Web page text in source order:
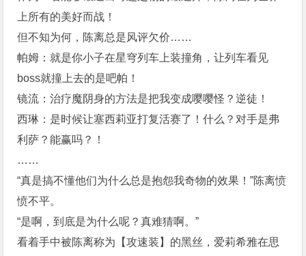
上所有的美好而战！
但不知为何，陈离总是风评欠价……
帕姆：就是你小子在星穹列车上装撞角，让列车看见
boss就撞上去的是吧帕！
镜流：治疗魔阴身的方法是把我变成嘤嘤怪？逆徒！
西琳：是时候让塞西莉亚打复活赛了！什么？对手是弗
利萨？能赢吗？！
……
“真是搞不懂他们为什么总是抱怨我奇物的效果！”陈离愤
愤不平。
“是啊，到底是为什么呢？真难猜啊。”
看着手中被陈离称为【攻速装】的黑丝，爱莉希雅在思